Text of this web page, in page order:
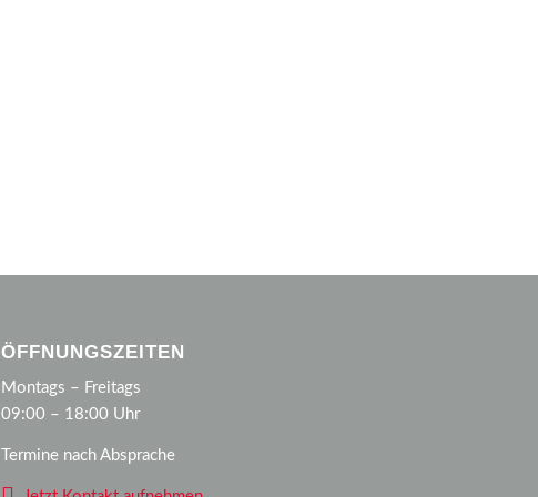
ÖFFNUNGSZEITEN
Montags – Freitags
09:00 – 18:00 Uhr
Termine nach Absprache